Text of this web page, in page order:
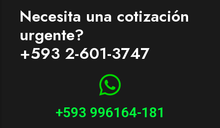
Video
Necesita una cotización
urgente?
+593 2-601-3747
+593 996164-181